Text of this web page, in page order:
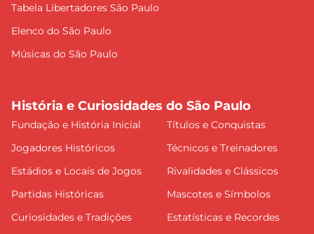
Tabela Libertadores São Paulo
Elenco do São Paulo
Músicas do São Paulo
História e Curiosidades do São Paulo
Fundação e História Inicial
Títulos e Conquistas
Jogadores Históricos
Técnicos e Treinadores
Estádios e Locais de Jogos
Rivalidades e Clássicos
Partidas Históricas
Mascotes e Símbolos
Curiosidades e Tradições
Estatísticas e Recordes